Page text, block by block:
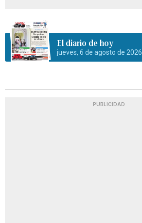
El diario de hoy
jueves, 6 de agosto de 2026
PUBLICIDAD